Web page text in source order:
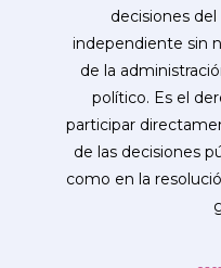
decisiones
independiente sin
de la
político. Es el
participar
de las decisiones
como en la